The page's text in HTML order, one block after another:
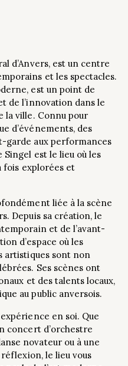
d’Anvers, est un centre
et les spectacles.
est un point de
de l’innovation dans le
la ville. Connu pour
d’événements, des
garde aux performances
Singel est le lieu où les
fois explorées et
liée à la scène
Depuis sa création, le
et de l’avant-
d’espace où les
artistiques sont non
Ses scènes ont
et des talents locaux,
au public anversois.
en soi. Que
concert d’orchestre
novateur ou à une
le lieu vous